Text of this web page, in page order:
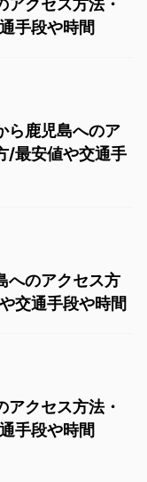
アクセス方法・
手段や時間
ら鹿児島へのア
/最安値や交通手
へのアクセス方
交通手段や時間
アクセス方法・
手段や時間